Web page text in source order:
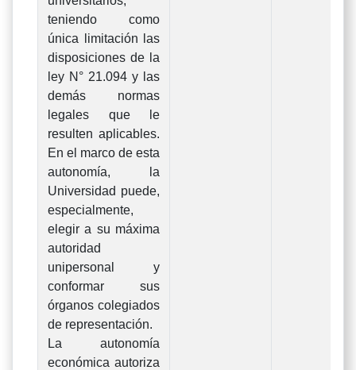
teniendo como
única limitación las
disposiciones de la
ley N° 21.094 y las
demás normas
legales que le
resulten aplicables.
En el marco de esta
autonomía, la
Universidad puede,
especialmente,
elegir a su máxima
autoridad
unipersonal y
conformar sus
órganos colegiados
de representación.
La autonomía
económica autoriza